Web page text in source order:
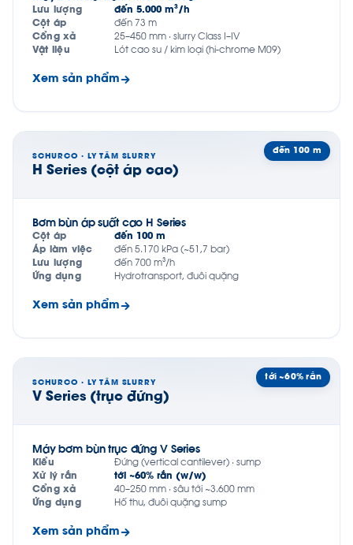
Lưu lượng
đến 5.000 m³/h
Cột áp
đến 73 m
Cổng xả
25–450 mm · slurry Class I–IV
Vật liệu
Lót cao su / kim loại (hi-chrome M09)
Xem sản phẩm
đến 100 m
SCHURCO · LY TÂM SLURRY
H Series (cột áp cao)
Bơm bùn áp suất cao H Series
Cột áp
đến 100 m
Áp làm việc
đến 5.170 kPa (~51,7 bar)
Lưu lượng
đến 700 m³/h
Ứng dụng
Hydrotransport, đuôi quặng
Xem sản phẩm
tới ~60% rắn
SCHURCO · LY TÂM SLURRY
V Series (trục đứng)
Máy bơm bùn trục đứng V Series
Kiểu
Đứng (vertical cantilever) · sump
Xử lý rắn
tới ~60% rắn (w/w)
Cổng xả
40–250 mm · sâu tới ~3.600 mm
Ứng dụng
Hố thu, đuôi quặng sump
Xem sản phẩm